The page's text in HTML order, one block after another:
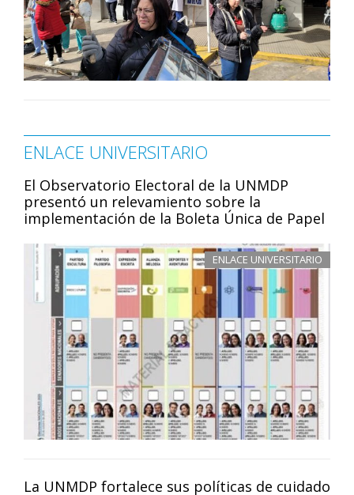
ENLACE UNIVERSITARIO
El Observatorio Electoral de la UNMDP
presentó un relevamiento sobre la
implementación de la Boleta Única de Papel
ENLACE UNIVERSITARIO
La UNMDP fortalece sus políticas de cuidado